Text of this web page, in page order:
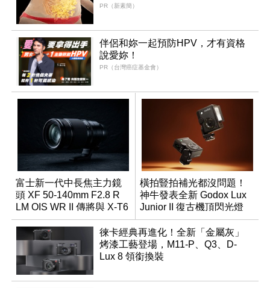
PR（新素簡）
伴侶和妳一起預防HPV，才有資格
說愛妳！
PR（台灣癌症基金會）
富士新一代中長焦主力鏡
頭 XF 50-140mm F2.8 R
LM OIS WR II 傳將與 X-T6
同步亮相
橫拍豎拍補光都沒問題！
神牛發表全新 Godox Lux
Junior II 復古機頂閃光燈
徠卡經典再進化！全新「金屬灰」
烤漆工藝登場，M11-P、Q3、D-
Lux 8 領銜換裝